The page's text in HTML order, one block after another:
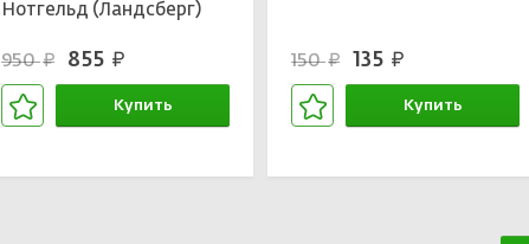
Нотгельд (Ландсберг)
950руб. 855 руб.
Купить
150руб. 135 руб.
Купить